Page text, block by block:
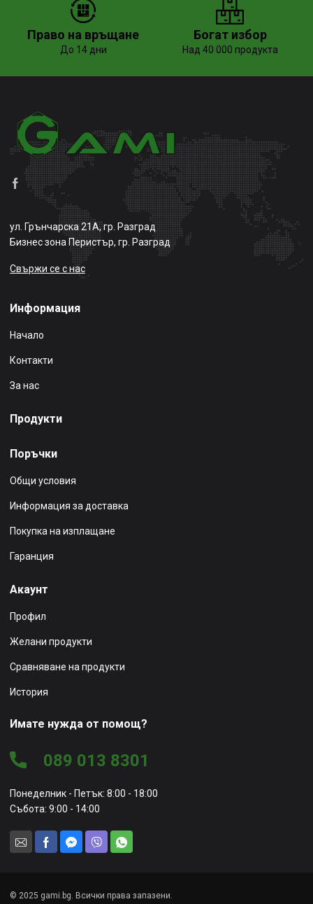
Право на връщане
До 14 дни
Богат избор
Над 40 000 продукта
ул. Грънчарска 21А, гр. Разград
Бизнес зона Перистър, гр. Разград
Свържи се с нас
Информация
Начало
Контакти
За нас
Продукти
Поръчки
Общи условия
Информация за доставка
Покупка на изплащане
Гаранция
Акаунт
Профил
Желани продукти
Сравняване на продукти
История
Имате нужда от помощ?
089 013 8301
Понеделник - Петък: 8:00 - 18:00
Събота: 9:00 - 14:00
© 2025 gami.bg. Всички права запазени.